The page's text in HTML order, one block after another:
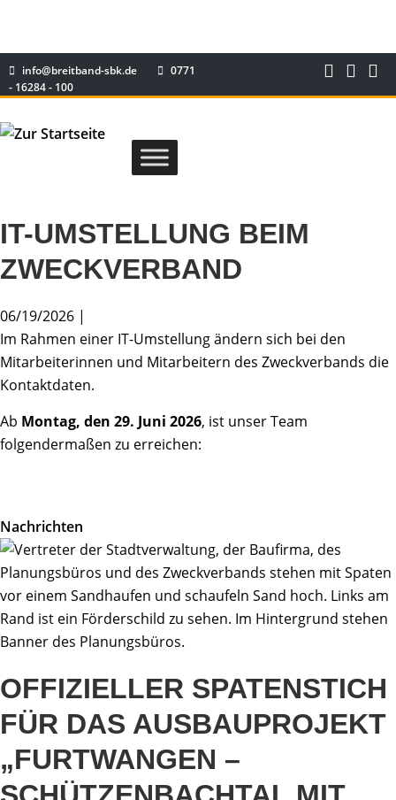
info@breitband-sbk.de
0771
- 16284 - 100
IT-UMSTELLUNG BEIM
ZWECKVERBAND
06/19/2026 |
Im Rahmen einer IT-Umstellung ändern sich bei den
Mitarbeiterinnen und Mitarbeitern des Zweckverbands die
Kontaktdaten.
Ab Montag, den 29. Juni 2026, ist unser Team
folgendermaßen zu erreichen:
Nachrichten
OFFIZIELLER SPATENSTICH
FÜR DAS AUSBAUPROJEKT
„FURTWANGEN –